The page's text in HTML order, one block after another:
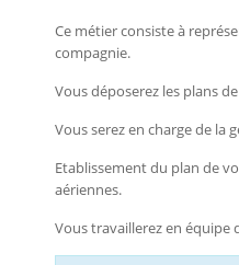
Ce métier consiste à
compagnie.
Vous déposerez les plans
Vous serez en charge de la
Etablissement du plan de
aériennes.
Vous travaillerez en équipe